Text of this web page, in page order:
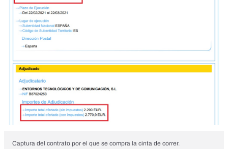
Captura del contrato por el que se compra la cinta de correr.